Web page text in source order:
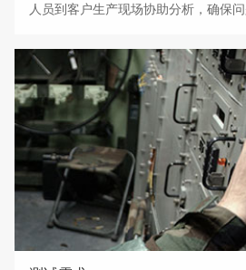
人员到客户生产现场协助分析，确保问